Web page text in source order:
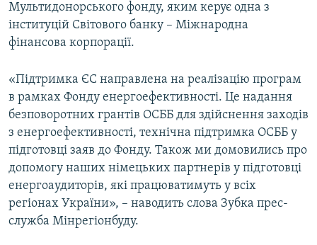
Мультидонорського фонду, яким керує одна з
інституцій Світового банку – Міжнародна
фінансова корпорації.​
«Підтримка ЄС направлена на реалізацію програм
в рамках Фонду енергоефективності. Це надання
безповоротних грантів ОСББ для здійснення заходів
з енергоефективності, технічна підтримка ОСББ у
підготовці заяв до Фонду. Також ми домовились про
допомогу наших німецьких партнерів у підготовці
енергоаудиторів, які працюватимуть у всіх
регіонах України», – наводить слова Зубка прес-
служба Мінрегіонбуду.